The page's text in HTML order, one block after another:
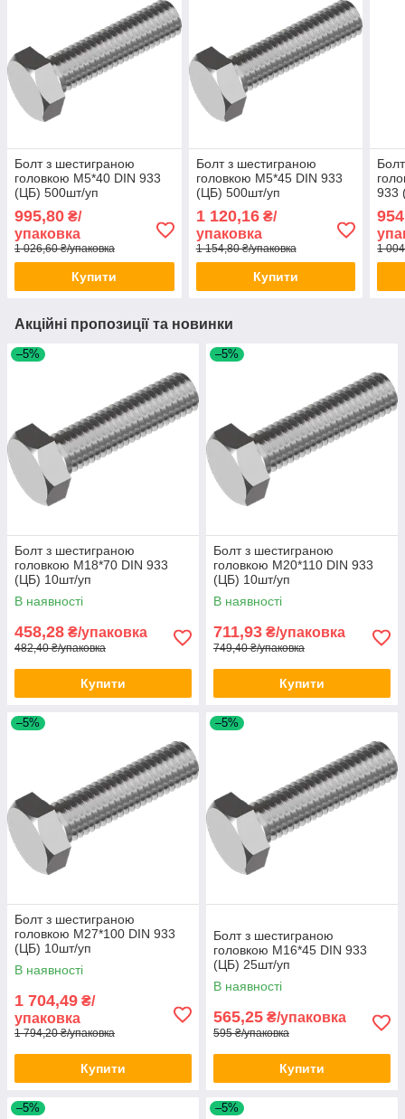
Болт з шестиграною
головкою М5*40 DIN 933
(ЦБ) 500шт/уп
995,80 ₴/
упаковка
1 026,60 ₴/упаковка
Купити
Болт з шестиграною
головкою М5*45 DIN 933
(ЦБ) 500шт/уп
1 120,16₴/
упаковка
1 154,80 ₴/упаковка
Купити
933
1
Акційні пропозиції та новинки
–5%
Болт з шестиграною
головкою М18*70 DIN 933
(ЦБ) 10шт/уп
В наявності
458,28 ₴/упаковка
482,40 ₴/упаковка
Купити
–5%
Болт з шестиграною
головкою М20*110 DIN 933
(ЦБ) 10шт/уп
В наявності
711,93 ₴/упаковка
749,40 ₴/упаковка
Купити
–5%
Болт з шестиграною
головкою М27*100 DIN 933
(ЦБ) 10шт/уп
В наявності
1 704,49 ₴/
упаковка
1 794,20 ₴/упаковка
Купити
–5%
Болт з шестиграною
головкою М16*45 DIN 933
(ЦБ) 25шт/уп
В наявності
565,25 ₴/упаковка
595 ₴/упаковка
Купити
–5% –5%